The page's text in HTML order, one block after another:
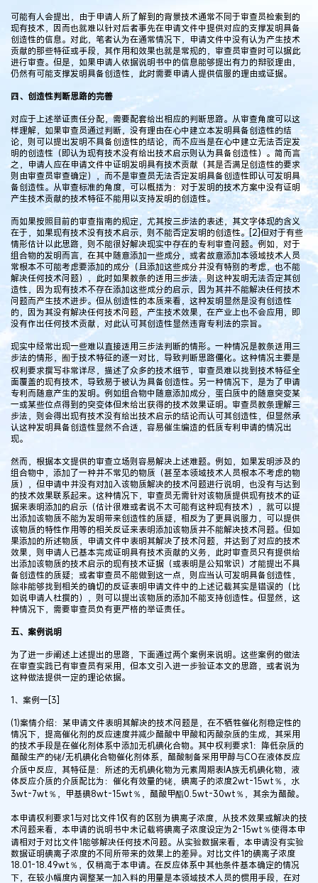
可能有人会提出，由于申请人所了解到的背景技术通常不同于审查员检索到的
现有技术，因而也就难以针对后者事先在申请文件中提供对应的支撑发明具备
创造性的信息。对此，笔者认为在通常情况下，申请文件中没有认为产生技术
贡献的那些特征或手段，其作用和效果也就是常规的，审查员审查时可以据此
进行审查。但是，如果申请人依据说明书中的信息能够提出有力的辩驳理由，
仍然有可能支撑发明具备创造性，此时需要申请人提供信服的理由或证据。
四、创造性判断思路的完善
对应于上述举证责任分配，需要配套给出相应的判断思路。从审查角度可以这
样理解，如果审查员通过判断，没有理由在心中建立本发明具备创造性的结
论，则可以提出发明不具备创造性的结论，而不应当是在心中建立无法否定发
明的创造性（即认为现有技术没有给出技术启示则认为具备创造性）。简而言
之，申请人应在申请文件中证明发明具有技术贡献（其是否满足创造性的要求
则由审查员审查确定），而不是审查员无法否定发明具备创造性即认可发明具
备创造性。从审查标准的角度，可以概括为：对于发明的技术方案中没有证明
产生技术贡献的技术特征不能用以支持发明的创造性。
而如果按照目前的审查指南的规定，尤其按三步法的表述，其文字体现的含义
在于，如果现有技术没有技术启示，则不能否定发明的创造性。[2]但对于有些
情形估计以此思路，则不能很好解决现实中存在的专利审查问题。例如，对于
组合物的发明而言，在其中随意添加一些成分，或者故意添加本领域技术人员
常根本不可能考虑要添加的成分（且添加这些成分并没有特别的考虑，也不能
解决任何技术问题），此时如果教条的适用三步法，则这种发明无法否定其创
造性，因为现有技术不存在添加这些成分的启示，因为其并不能解决任何技术
问题而产生技术进步。但从创造性的本质来看，这种发明显然是没有创造性
的，因为其没有解决任何技术问题，产生技术效果，在产业上也不会应用，即
没有作出任何技术贡献，对此认可其创造性显然违背专利法的宗旨。
现实中经常出现一些难以直接适用三步法判断的情形。一种情况是教条适用三
步法的情形，囿于技术特征的逐一对比，导致判断思路僵化。这种情况主要是
权利要求撰写非常详尽，描述了众多的技术细节，审查员难以找到技术特征全
面覆盖的现有技术，导致易于被认为具备创造性。另一种情况下，是为了申请
专利而随意产生的发明。例如组合物中随意添加成分，蛋白质中的随意突变某
一或某些位点得到的突变体但未给出获得的技术效果证明。审查员教条理解三
步法，则会得出现有技术没有给出技术启示的结论而认可其创造性，但显然承
认这种发明具备创造性显然不合适，容易催生编造的低质专利申请的情况出
现。
然而，根据本文提供的审查立场则容易解决上述难题。例如，如果发明涉及的
组合物中，添加了一种并不常见的物质（甚至本领域技术人员根本不考虑的物
质），但申请中并没有对加入该物质解决的技术问题进行说明，也没有与达到
的技术效果联系起来。这种情况下，审查员无需针对该物质提供现有技术的证
据来表明添加的启示（估计很难或者说不太可能有这种现有技术），就可以提
出添加该物质不能为发明带来创造性的质疑，相反为了更具说服力，可以提供
该物质的特性作用等的相关反证来表明添加该物质并不能解决技术问题。但如
果添加的所述物质，申请文件中表明其解决了技术问题，并达到了对应的技术
效果，则申请人已基本完成证明具有技术贡献的义务，此时审查员只有提供给
出添加该物质的技术启示的现有技术证据（或表明是公知常识）才能提出不具
备创造性的质疑；或者审查员不能做到这一点，则应当认可发明具备创造性，
除非能够找到相关的确切的反证表明申请文件中的上述记载其实是错误的（比
如说申请人杜撰的），则可以提出该物质的添加不能支持创造性。但显然，这
种情况下，需要审查员负有更严格的举证责任。
五、案例说明
为了进一步阐述上述提出的思路，下面通过两个案例来说明。这些案例的做法
在审查实践已有审查员有采用，但本文引入进一步验证本文的思路，或者说为
这种做法提供一定的理论依据。
1、案例一[3]
(1)案情介绍：某申请文件表明其解决的技术问题是，在不牺牲催化剂稳定性的
情况下，提高催化剂的反应速度并减少醋酸中甲酸和丙酸杂质的生成，其采用
的技术手段是在催化剂体系中添加无机碘化合物。其中权利要求1：降低杂质的
醋酸生产的铑/无机碘化合物催化剂体系，醋酸制备采用甲醇与CO在液体反应
介质中反应，其特征是：所述的无机碘化物为元素周期表IA族无机碘化物，液
体反应介质的介质配比为：催化有效量的铑，碘离子的浓度2wt-15wt％，水
3wt-7wt％，甲基碘8wt-15wt％，醋酸甲酯0.5wt-30wt％，其余为醋酸。
本申请权利要求1与对比文件1仅有的区别为碘离子浓度，从技术效果或解决的技
术问题来看，本申请的说明书中未记载将碘离子浓度设定为2-15wt％使得本申
请相对于对比文件1能够解决任何技术问题。从实验数据来看，本申请没有实验
数据证明碘离子浓度的不同所带来的效果上的差异。对比文件1的碘离子浓度
18.01-18.49wt％，仅稍高于本申请。在反应体系中其他条件基本确定的情况
下，在较小幅度内调整某一加入料的用量是本领域技术人员的惯用手段，在对